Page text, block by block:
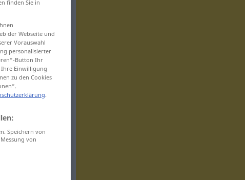
finden Sie in
der Webseite und
Vorauswahl
personalisierter
Button Ihr
Ihre Einwilligung
zu den Cookies
.
Speichern von
von